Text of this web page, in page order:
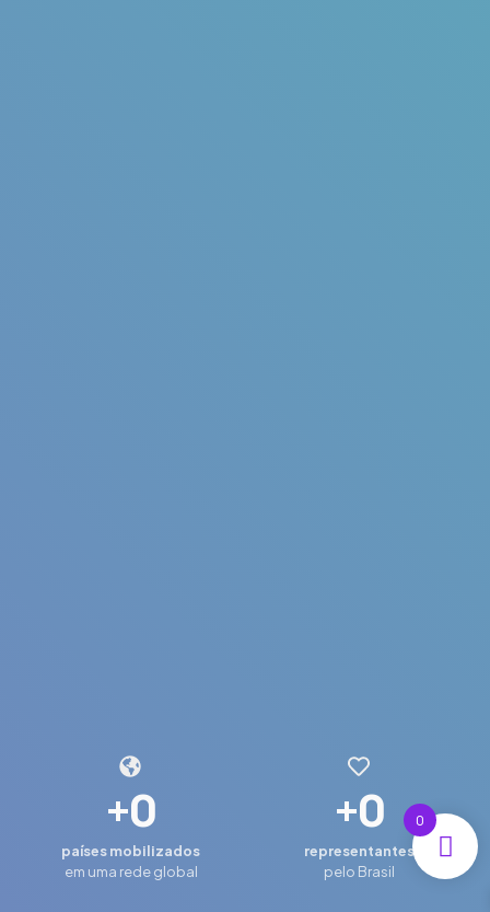
+0
países mobilizados
em uma rede global
+0
representantes
pelo Brasil
0